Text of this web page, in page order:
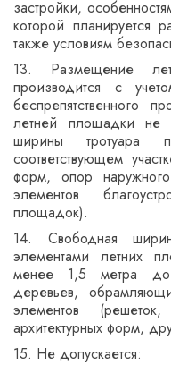
застройки,
которой планируется
также условиям
13. Размещение
производится с
беспрепятственного
летней площадки
ширины тротуара
соответствующем
форм, опор
элементов
площадок).
14. Свободная
элементами летних
менее 1,5 метра до
деревьев,
элементов
архитектурных форм,
15. Не допускается: